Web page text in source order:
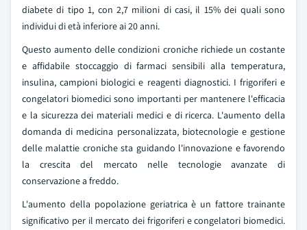
diabete di tipo 1, con 2,7 milioni di casi, il 15% dei quali sono
individui di età inferiore ai 20 anni.
Questo aumento delle condizioni croniche richiede un costante
e affidabile stoccaggio di farmaci sensibili alla temperatura,
insulina, campioni biologici e reagenti diagnostici. I frigoriferi e
congelatori biomedici sono importanti per mantenere l'efficacia
e la sicurezza dei materiali medici e di ricerca. L'aumento della
domanda di medicina personalizzata, biotecnologie e gestione
delle malattie croniche sta guidando l'innovazione e favorendo
la crescita del mercato nelle tecnologie avanzate di
conservazione a freddo.
L'aumento della popolazione geriatrica è un fattore trainante
significativo per il mercato dei frigoriferi e congelatori biomedici.